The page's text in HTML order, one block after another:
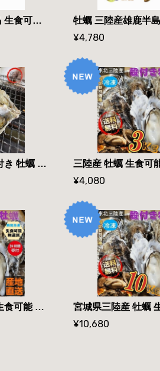
牡蠣 三陸産雄鹿半島 生食可能 殻付き冷凍牡蠣 5kg /箱 A品 発送指定日可能 送料無料
¥4,780
宮城県産 生食用 殻付き 牡蠣 1kg 7〜13個 カキ かき 貝 冷凍 無選別 検査済み
¥4,080
宮城県三陸産 牡蠣 生食可能 殻付き冷凍牡蠣 ７kg /箱 無選別 送料無料
¥10,680